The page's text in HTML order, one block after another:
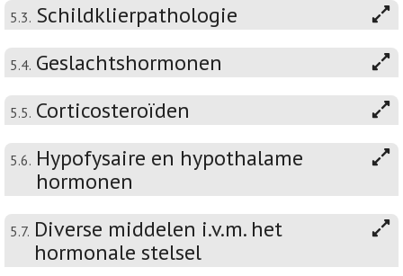
5.3. Schildklierpathologie
5.4. Geslachtshormonen
5.5. Corticosteroïden
5.6. Hypofysaire en hypothalame
hormonen
5.7. Diverse middelen i.v.m. het
hormonale stelsel